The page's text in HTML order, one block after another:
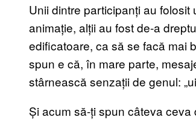
Unii dintre participanți au
animație, alții au fost de-a
edificatoare, ca să se facă mai
spun e că, în mare parte,
stârnească senzații de genul:
Și acum să-ți spun câteva ceva